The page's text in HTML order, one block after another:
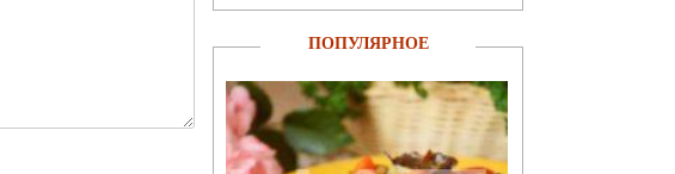
ПОПУЛЯРНОЕ